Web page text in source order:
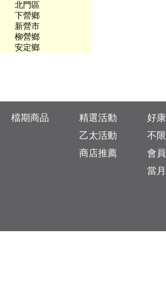
北門區
下營鄉
新營市
柳營鄉
安定鄉
檔期商品
精選活動
乙太活動
商店推薦
好
不
會
當